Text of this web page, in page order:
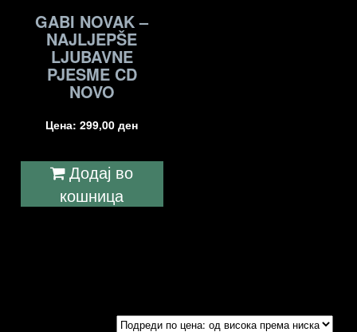
GABI NOVAK –
NAJLJEPŠE
LJUBAVNE
PJESME CD
NOVO
Цена:299,00ден
Додај во
кошница